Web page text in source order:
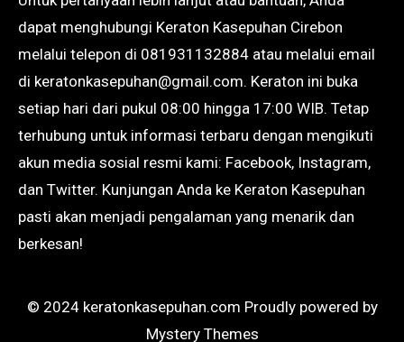
dapat menghubungi Keraton Kasepuhan Cirebon
melalui telepon di 081931132884 atau melalui email
di keratonkasepuhan@gmail.com. Keraton ini buka
setiap hari dari pukul 08:00 hingga 17:00 WIB. Tetap
terhubung untuk informasi terbaru dengan mengikuti
akun media sosial resmi kami: Facebook, Instagram,
dan Twitter. Kunjungan Anda ke Keraton Kasepuhan
pasti akan menjadi pengalaman yang menarik dan
berkesan!
© 2024 keratonkasepuhan.com Proudly powered by
Mystery Themes